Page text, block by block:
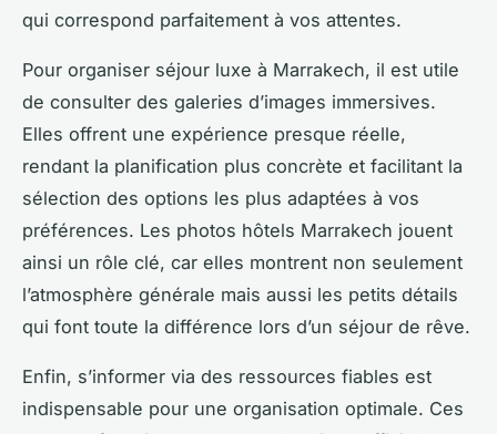
qui correspond parfaitement à vos attentes.
Pour organiser séjour luxe à Marrakech, il est utile
de consulter des galeries d’images immersives.
Elles offrent une expérience presque réelle,
rendant la planification plus concrète et facilitant la
sélection des options les plus adaptées à vos
préférences. Les photos hôtels Marrakech jouent
ainsi un rôle clé, car elles montrent non seulement
l’atmosphère générale mais aussi les petits détails
qui font toute la différence lors d’un séjour de rêve.
Enfin, s’informer via des ressources fiables est
indispensable pour une organisation optimale. Ces